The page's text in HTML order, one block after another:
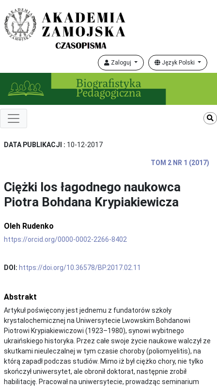
Zaloguj Język Polski
DATA PUBLIKACJI : 10-12-2017
TOM 2 NR 1 (2017)
Ciężki los łagodnego naukowca
Piotra Bohdana Krypiakiewicza
Oleh Rudenko
https://orcid.org/0000-0002-2266-8402
DOI: https://doi.org/10.36578/BP.2017.02.11
Abstrakt
Artykuł poświęcony jest jednemu z fundatorów szkoły
krystalochemicznej na Uniwersytecie Lwowskim Bohdanowi
Piotrowi Krypiakiewiczowi (1923–1980), synowi wybitnego
ukraińskiego historyka. Przez całe swoje życie naukowe walczył ze
skutkami nieuleczalnej w tym czasie choroby (poliomyelitis), na
którą zapadł podczas studiów. Mimo iż był ciężko chory, nie tylko
skończył uniwersytet, ale obronił doktorat, następnie zrobił
habilitację. Pracował na uniwersytecie, prowadząc seminarium